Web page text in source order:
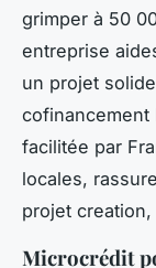
grimper à 50
entreprise
un projet
cofinancement
facilitée par
locales,
projet
Microcrédit